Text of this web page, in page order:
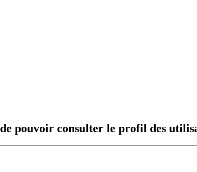
pouvoir consulter le profil des